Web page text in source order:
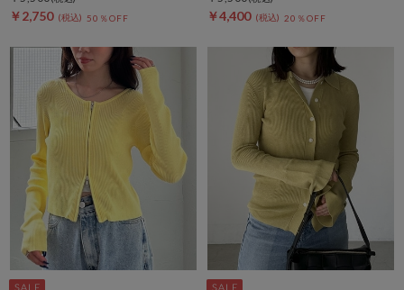
￥2,750 50％OFF ￥4,400 20％OFF